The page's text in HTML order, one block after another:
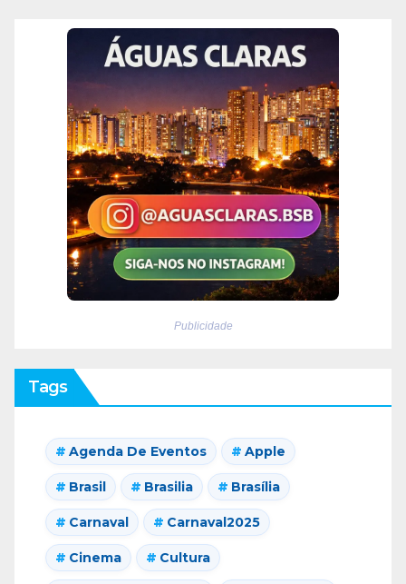
Publicidade
Tags
Agenda De Eventos Apple
Brasil Brasilia Brasília
Carnaval Carnaval2025
Cinema Cultura